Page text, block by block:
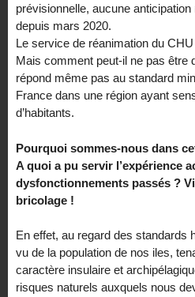
prévisionnelle, aucune
depuis mars 2020.
Le service de réanimation du
Mais comment peut-il ne pas être
répond même pas au standard
France dans une région ayant
d’habitants.
Pourquoi sommes-nous dans
A quoi a pu servir l’expérience
dysfonctionnements passés ?
bricolage !
En effet, au regard des standards
vu de la population de nos iles,
caractère insulaire et
risques naturels auxquels nous